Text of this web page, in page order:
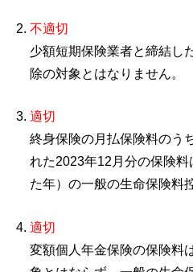
不適切
少額短期保険業者と締結し
除の対象とはなりません。
適切
終身保険の月払保険料のう
れた2023年12月分の保険
た年）の一般の生命保険料
適切
変額個人年金保険の保険料